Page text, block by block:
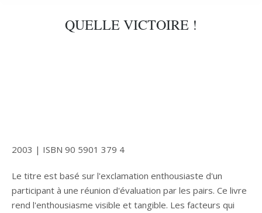
QUELLE VICTOIRE !
2003 | ISBN 90 5901 379 4
Le titre est basé sur l'exclamation enthousiaste d'un
participant à une réunion d'évaluation par les pairs. Ce livre
rend l'enthousiasme visible et tangible. Les facteurs qui